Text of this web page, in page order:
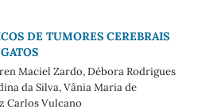
DE TUMORES CEREBRAIS
Maciel Zardo, Débora Rodrigues
da Silva, Vânia Maria de
Carlos Vulcano